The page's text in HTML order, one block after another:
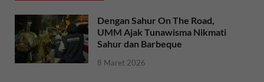
Dengan Sahur On The Road,
UMM Ajak Tunawisma Nikmati
Sahur dan Barbeque
8 Maret 2026